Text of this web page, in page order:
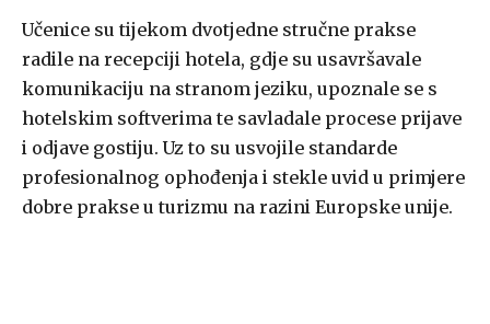
Učenice su tijekom dvotjedne stručne prakse
radile na recepciji hotela, gdje su usavršavale
komunikaciju na stranom jeziku, upoznale se s
hotelskim softverima te savladale procese prijave
i odjave gostiju. Uz to su usvojile standarde
profesionalnog ophođenja i stekle uvid u primjere
dobre prakse u turizmu na razini Europske unije.